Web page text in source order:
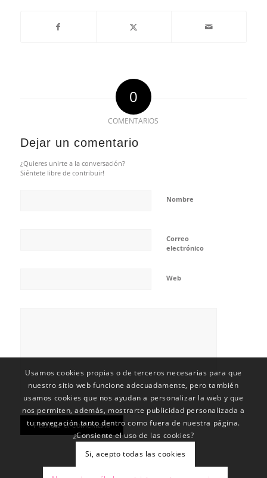
0
COMENTARIOS
Dejar un comentario
¿Quieres unirte a la conversación?
Siéntete libre de contribuir!
Nombre
Correo
electrónico
Web
Usamos cookies propias o de terceros necesarias para que
nuestro sitio web funcione adecuadamente, pero también
usamos cookies que nos ayudan a personalizar la web y que
nos permiten, además, mostrarte publicidad personalizada a
tu navegación tanto dentro como fuera de nuestra página.
¿Consiente el uso de las cookies?
Si, acepto todas las cookies